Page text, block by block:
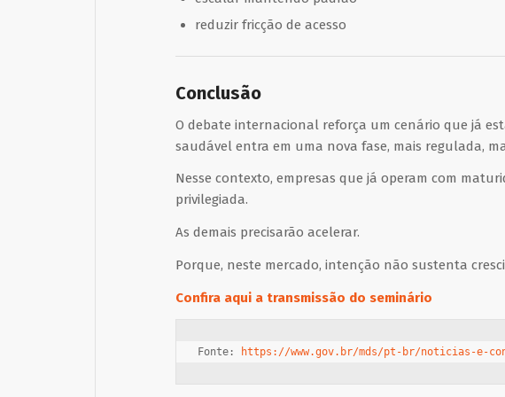
reduzir fricção de acesso
Conclusão
O debate internacional reforça um cenário que já
saudável entra em uma nova fase, mais regulada,
Nesse contexto, empresas que já operam com
privilegiada.
As demais precisarão acelerar.
Porque, neste mercado, intenção não sustenta
Confira aqui a transmissão do seminário
Fonte: https://www.gov.br/mds/pt-br/noticias-e-